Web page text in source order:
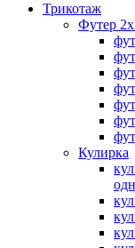
Трикотаж
Футер
Кулирка